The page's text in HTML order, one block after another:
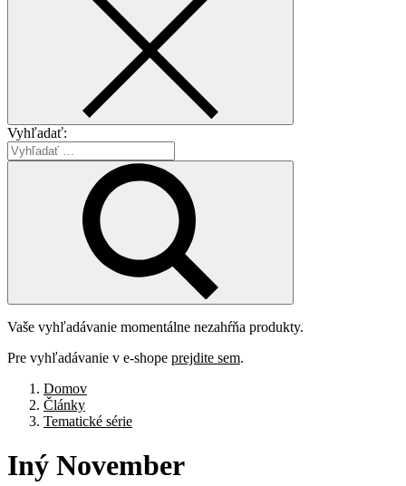
Vyhľadať:
Vaše vyhľadávanie momentálne nezahŕňa produkty.
Pre vyhľadávanie v e-shope prejdite sem.
Domov
Články
Tematické série
Iný November